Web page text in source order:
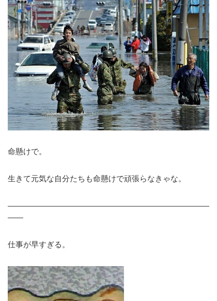
命懸けで。
生きて元気な自分たちも命懸けで頑張らなきゃな。
——————————————————————————
——
仕事が早すぎる。